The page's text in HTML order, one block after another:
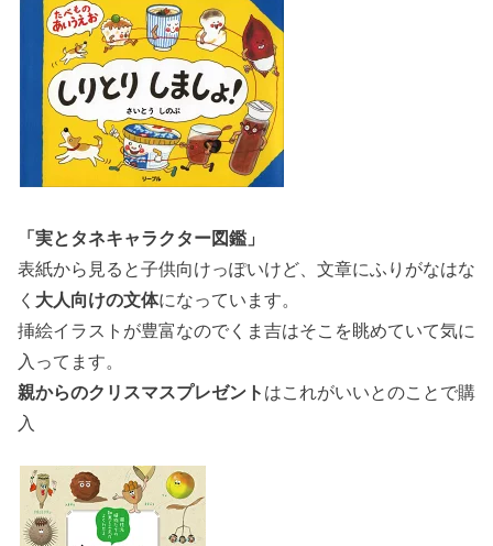
「実とタネキャラクター図鑑」
表紙から見ると子供向けっぽいけど、文章にふりがなはな
く 大人向けの文体になっています。
挿絵イラストが豊富なのでくま吉はそこを眺めていて気に
入ってます。
親からのクリスマスプレゼント はこれがいいとのことで購
入